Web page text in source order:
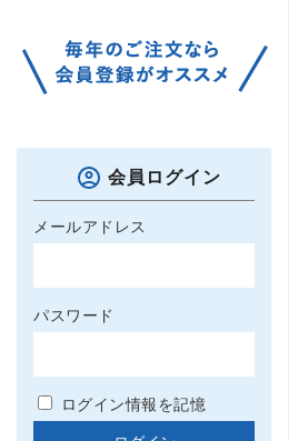
会員ログイン
メールアドレス
パスワード
ログイン情報を記憶